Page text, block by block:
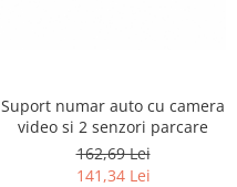
Suport numar auto cu camera
video si 2 senzori parcare
162,69 Lei
141,34 Lei